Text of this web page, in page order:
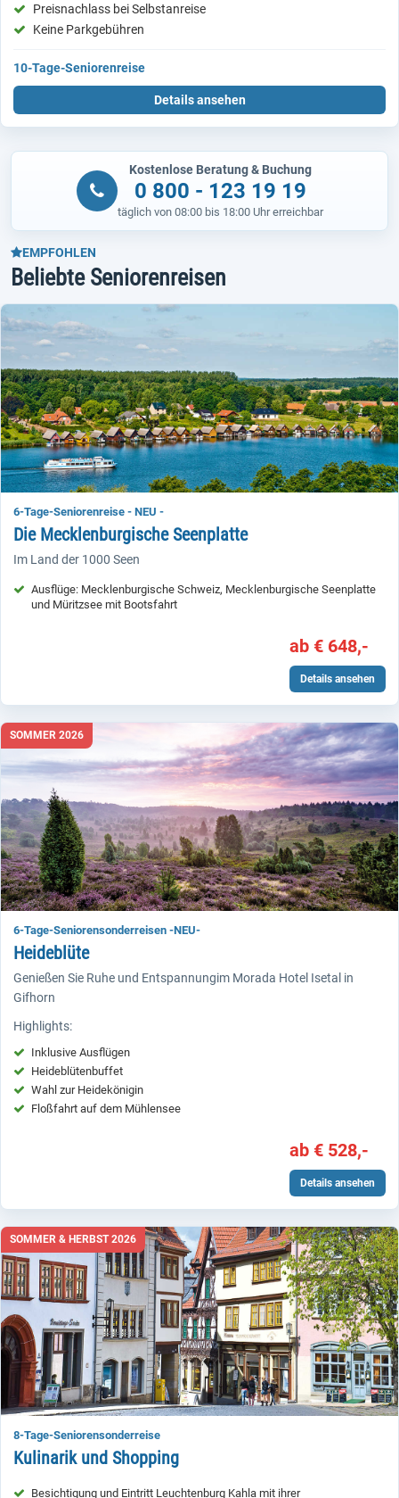
Preisnachlass bei Selbstanreise
Keine Parkgebühren
10-Tage-Seniorenreise
Details ansehen
Kostenlose Beratung & Buchung
0 800 - 123 19 19
täglich von 08:00 bis 18:00 Uhr erreichbar
EMPFOHLEN
Beliebte Seniorenreisen
6-Tage-Seniorenreise - NEU -
Die Mecklenburgische Seenplatte
Im Land der 1000 Seen
Ausflüge: Mecklenburgische Schweiz, Mecklenburgische Seenplatte
und Müritzsee mit Bootsfahrt
ab € 648,-
Details ansehen
SOMMER 2026
6-Tage-Seniorensonderreisen -NEU-
Heideblüte
Genießen Sie Ruhe und Entspannungim Morada Hotel Isetal in
Gifhorn
Highlights:
Inklusive Ausflügen
Heideblütenbuffet
Wahl zur Heidekönigin
Floßfahrt auf dem Mühlensee
ab € 528,-
Details ansehen
SOMMER & HERBST 2026
8-Tage-Seniorensonderreise
Kulinarik und Shopping
Besichtigung und Eintritt Leuchtenburg Kahla mit ihrer